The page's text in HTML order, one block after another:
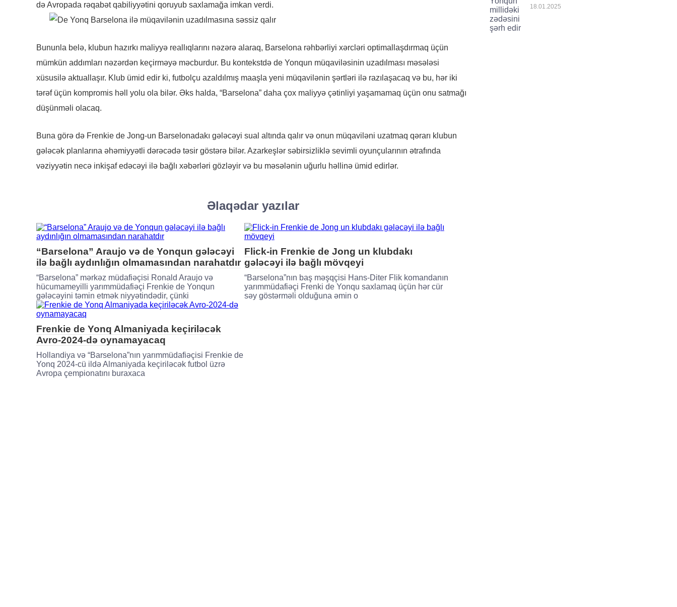
də Avropada rəqabət qabiliyyətini qoruyub saxlamağa imkan verdi.
Bununla belə, klubun hazırkı maliyyə reallıqlarını nəzərə alaraq, Barselona rəhbərliyi xərcləri optimallaşdırmaq üçün
mümkün addımları nəzərdən keçirməyə məcburdur. Bu kontekstdə de Yonqun müqaviləsinin uzadılması məsələsi
xüsusilə aktuallaşır. Klub ümid edir ki, futbolçu azaldılmış maaşla yeni müqavilənin şərtləri ilə razılaşacaq və bu, hər iki
tərəf üçün kompromis həll yolu ola bilər. Əks halda, “Barselona” daha çox maliyyə çətinliyi yaşamamaq üçün onu satmağı
düşünməli olacaq.
Buna görə də Frenkie de Jong-un Barselonadakı gələcəyi sual altında qalır və onun müqaviləni uzatmaq qərarı klubun
gələcək planlarına əhəmiyyətli dərəcədə təsir göstərə bilər. Azarkeşlər səbirsizliklə sevimli oyunçularının ətrafında
vəziyyətin necə inkişaf edəcəyi ilə bağlı xəbərləri gözləyir və bu məsələnin uğurlu həllinə ümid edirlər.
Əlaqədar yazılar
“Barselona” Araujo və de Yonqun gələcəyi
ilə bağlı aydınlığın olmamasından narahatdır
“Barselona” mərkəz müdafiəçisi Ronald Araujo və
hücumameyilli yarımmüdafiəçi Frenkie de Yonqun
gələcəyini təmin etmək niyyətindədir, çünki
Flick-in Frenkie de Jong un klubdakı
gələcəyi ilə bağlı mövqeyi
“Barselona”nın baş məşqçisi Hans-Diter Flik komandanın
yarımmüdafiəçi Frenki de Yonqu saxlamaq üçün hər cür
səy göstərməli olduğuna əmin o
Frenkie de Yonq Almaniyada keçiriləcək
Avro-2024-də oynamayacaq
Hollandiya və “Barselona”nın yarımmüdafiəçisi Frenkie de
Yonq 2024-cü ildə Almaniyada keçiriləcək futbol üzrə
Avropa çempionatını buraxaca
18.01.2025